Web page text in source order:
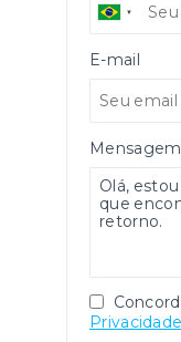
E-mail
Mensagem
Privacidade